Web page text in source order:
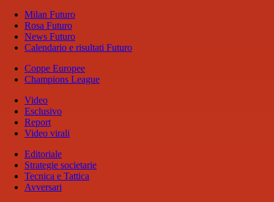
Milan Futuro
Rosa Futuro
News Futuro
Calendario e risultati Futuro
Coppe Europee
Champions League
Video
Esclusivo
Report
Video virali
Editoriale
Strategie societarie
Tecnica e Tattica
Avversari